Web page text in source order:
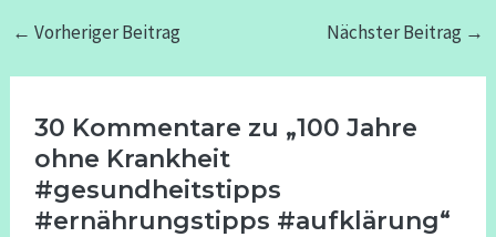
← Vorheriger Beitrag Nächster Beitrag →
30 Kommentare zu „100 Jahre
ohne Krankheit
#gesundheitstipps
#ernährungstipps #aufklärung“